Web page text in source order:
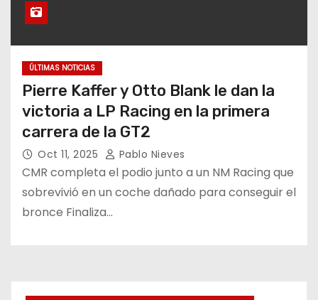
ÚLTIMAS NOTICIAS
Pierre Kaffer y Otto Blank le dan la
victoria a LP Racing en la primera
carrera de la GT2
Oct 11, 2025 Pablo Nieves
CMR completa el podio junto a un NM Racing que
sobrevivió en un coche dañado para conseguir el
bronce Finaliza…